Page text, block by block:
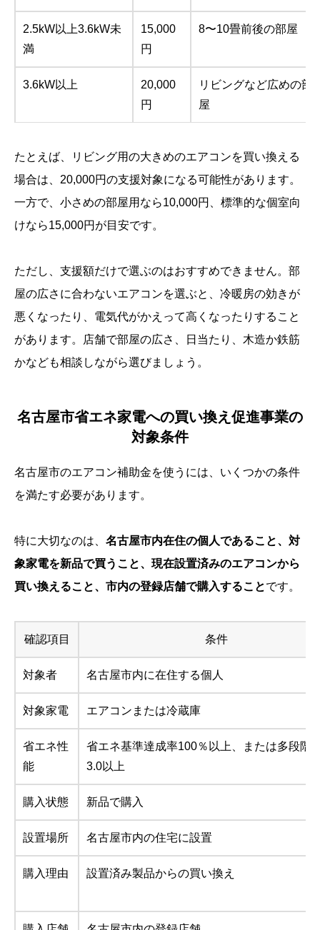
2.5kW以上3.6kW未
満
15,000
円
8〜10畳前後の部屋
3.6kW以上
20,000
円
リビングなど広めの部
屋
たとえば、リビング用の大きめのエアコンを買い換える
場合は、20,000円の支援対象になる可能性があります。
一方で、小さめの部屋用なら10,000円、標準的な個室向
けなら15,000円が目安です。
ただし、支援額だけで選ぶのはおすすめできません。部
屋の広さに合わないエアコンを選ぶと、冷暖房の効きが
悪くなったり、電気代がかえって高くなったりすること
があります。店舗で部屋の広さ、日当たり、木造か鉄筋
かなども相談しながら選びましょう。
名古屋市省エネ家電への買い換え促進事業の
対象条件
名古屋市のエアコン補助金を使うには、いくつかの条件
を満たす必要があります。
特に大切なのは、 名古屋市内在住の個人であること、対
象家電を新品で買うこと、現在設置済みのエアコンから
買い換えること、市内の登録店舗で購入することです。
確認項目 条件
対象者 名古屋市内に在住する個人
対象家電 エアコンまたは冷蔵庫
省エネ性
能
省エネ基準達成率100％以上、または多段階
3.0以上
購入状態 新品で購入
設置場所 名古屋市内の住宅に設置
購入理由 設置済み製品からの買い換え